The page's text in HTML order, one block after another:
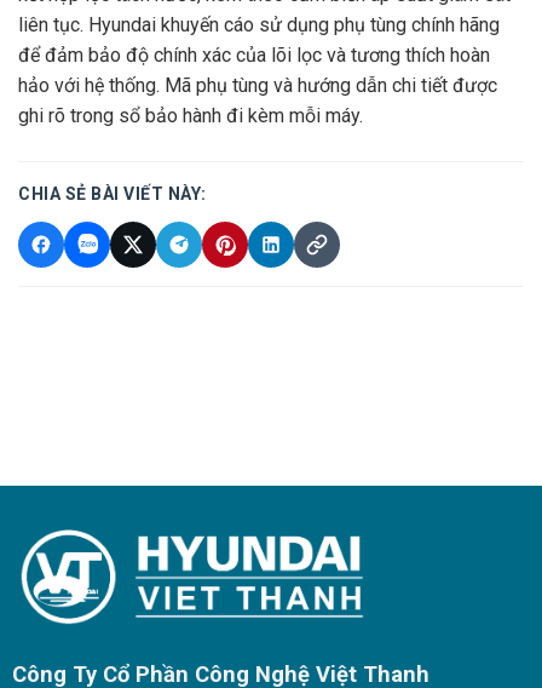
liên tục. Hyundai khuyến cáo sử dụng phụ tùng chính hãng
để đảm bảo độ chính xác của lõi lọc và tương thích hoàn
hảo với hệ thống. Mã phụ tùng và hướng dẫn chi tiết được
ghi rõ trong sổ bảo hành đi kèm mỗi máy.
CHIA SẺ BÀI VIẾT NÀY:
Công Ty Cổ Phần Công Nghệ Việt Thanh